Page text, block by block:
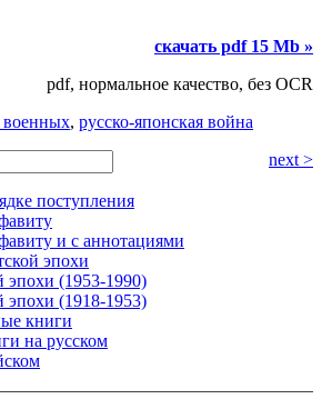
скачать pdf 15 Mb »
pdf, нормальное качество, без OCR
, русско-японская война
next >
поступления
и с аннотациями
эпохи
эпохи (1953-1990)
эпохи (1918-1953)
книги
на русском